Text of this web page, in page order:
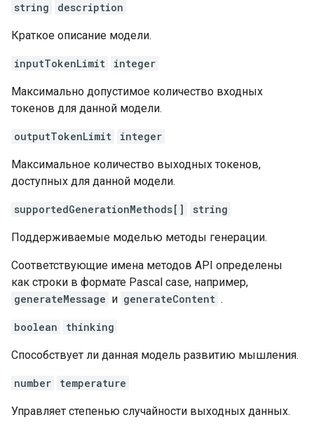
string description
Краткое описание модели.
inputTokenLimit integer
Максимально допустимое количество входных
токенов для данной модели.
outputTokenLimit integer
Максимальное количество выходных токенов,
доступных для данной модели.
supportedGenerationMethods[] string
Поддерживаемые моделью методы генерации.
Соответствующие имена методов API определены
как строки в формате Pascal case, например,
generateMessage и generateContent .
boolean thinking
Способствует ли данная модель развитию мышления.
number temperature
Управляет степенью случайности выходных данных.